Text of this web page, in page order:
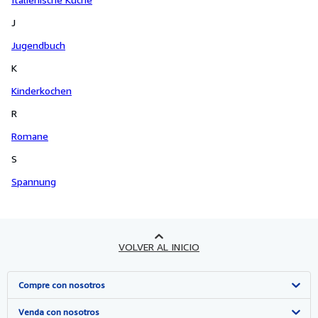
J
Jugendbuch
K
Kinderkochen
R
Romane
S
Spannung
VOLVER AL INICIO
Compre con nosotros
Búsqueda avanzada
Venda con nosotros